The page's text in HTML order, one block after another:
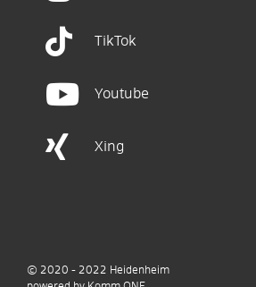
TikTok
Youtube
Xing
© 2020 - 2022 Heidenheim